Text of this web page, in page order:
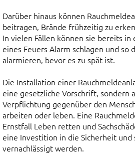
Darüber hinaus können
beitragen, Brände frühzeitig zu
In vielen Fällen können sie bereits
eines Feuers Alarm schlagen und so
alarmieren, bevor es zu spät ist.
Die Installation einer
eine gesetzliche Vorschrift, sondern
Verpflichtung gegenüber den
arbeiten oder leben. Eine
Ernstfall Leben retten und
eine Investition in die Sicherheit
vernachlässigt werden.